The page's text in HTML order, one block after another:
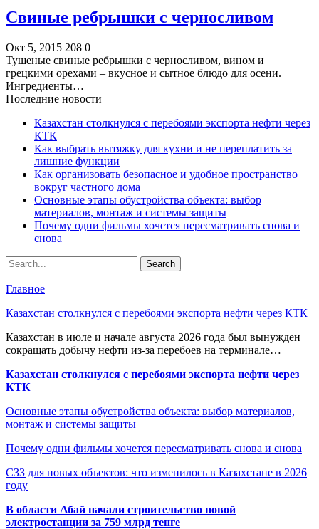
Свиные ребрышки с черносливом
Окт 5, 2015 208 0
Тушеные свиные ребрышки с черносливом, вином и
грецкими орехами – вкусное и сытное блюдо для осени.
Ингредиенты…
Последние новости
Казахстан столкнулся с перебоями экспорта нефти через
КТК
Как выбрать вытяжку для кухни и не переплатить за
лишние функции
Как организовать безопасное и удобное пространство
вокруг частного дома
Основные этапы обустройства объекта: выбор
материалов, монтаж и системы защиты
Почему одни фильмы хочется пересматривать снова и
снова
Главное
Казахстан столкнулся с перебоями экспорта нефти через КТК
Казахстан в июле и начале августа 2026 года был вынужден
сокращать добычу нефти из-за перебоев на терминале…
Казахстан столкнулся с перебоями экспорта нефти через
КТК
Основные этапы обустройства объекта: выбор материалов,
монтаж и системы защиты
Почему одни фильмы хочется пересматривать снова и снова
СЗЗ для новых объектов: что изменилось в Казахстане в 2026
году
В области Абай начали строительство новой
электростанции за 759 млрд тенге